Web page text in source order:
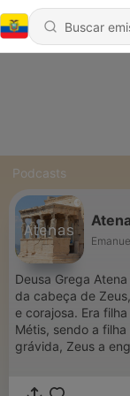
Podcasts
Deusa Grega Atena Segundo a mitologia grega, Atena nasceu
da cabeça de
e corajosa. Era filha da primeira esposa de Zeus, a astuciosa
Métis, sendo a filha preferida
grávida, Zeus a
Gaia, que o filho